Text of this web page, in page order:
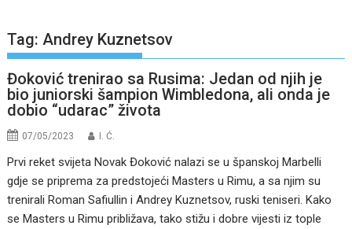
Tag:Andrey Kuznetsov
Đoković trenirao sa Rusima: Jedan od njih je
bio juniorski šampion Wimbledona, ali onda je
dobio “udarac” života
07/05/2023 I. Ć.
Prvi reket svijeta Novak Đoković nalazi se u španskoj Marbelli
gdje se priprema za predstojeći Masters u Rimu, a sa njim su
trenirali Roman Safiullin i Andrey Kuznetsov, ruski teniseri. Kako
se Masters u Rimu približava, tako stižu i dobre vijesti iz tople